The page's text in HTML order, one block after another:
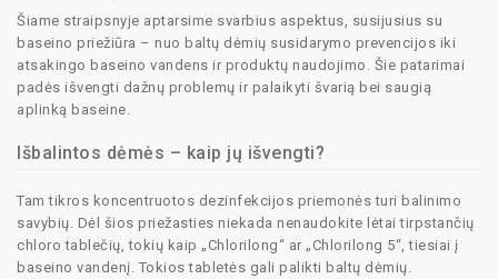
Šiame straipsnyje aptarsime svarbius aspektus, susijusius su
baseino priežiūra – nuo baltų dėmių susidarymo prevencijos iki
atsakingo baseino vandens ir produktų naudojimo. Šie patarimai
padės išvengti dažnų problemų ir palaikyti švarią bei saugią
aplinką baseine.
Išbalintos dėmės – kaip jų išvengti?
Tam tikros koncentruotos dezinfekcijos priemonės turi balinimo
savybių. Dėl šios priežasties niekada nenaudokite lėtai tirpstančių
chloro tablečių, tokių kaip „Chlorilong“ ar „Chlorilong 5“, tiesiai į
baseino vandenį. Tokios tabletės gali palikti baltų dėmių.